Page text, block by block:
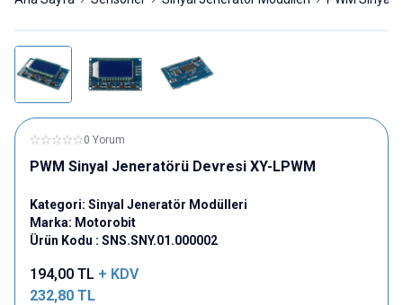
0 Yorum
PWM Sinyal Jeneratörü Devresi XY-LPWM
Kategori: Sinyal Jeneratör Modülleri
Marka: Motorobit
Ürün Kodu : SNS.SNY.01.000002
194,00 TL + KDV
232,80 TL